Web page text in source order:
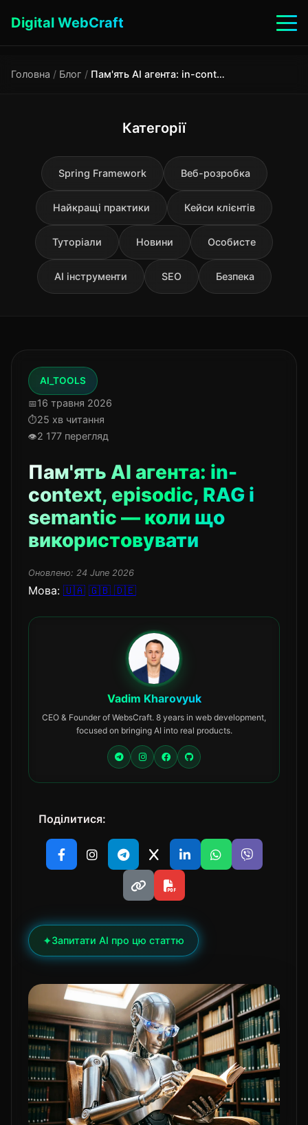
Digital WebCraft
Головна / Блог / Пам'ять AI агента: in-context, episodic, RAG і semantic — коли що використовувати
Категорії
Spring Framework Веб-розробка
Найкращі практики Кейси клієнтів
Туторіали Новини Особисте
AI інструменти SEO Безпека
AI_TOOLS
16 травня 2026
25 хв читання
2 177 перегляд
Пам'ять AI агента: in-
context, episodic, RAG і
semantic — коли що
використовувати
Оновлено: 24 June 2026
Мова: 🇺🇦 🇬🇧 🇩🇪
Vadim Kharovyuk
CEO & Founder of WebsCraft. 8 years in web development,
focused on bringing AI into real products.
Поділитися:
✦Запитати AI про цю статтю